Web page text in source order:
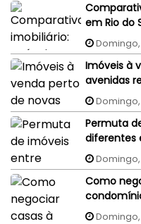
em Rio do
Imóveis à
avenidas
mais?
Permuta
diferentes
Como
comprador